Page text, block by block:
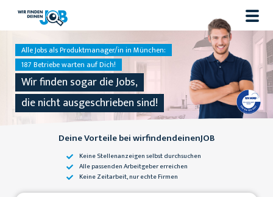
Alle Jobs als Produktmanager/in in München:
187 Betriebe warten auf Dich!
Wir finden sogar die Jobs,
die nicht ausgeschrieben sind!
Deine Vorteile bei wirfindendeinenJOB
Keine Stellenanzeigenselbst durchsuchen
Alle passendenArbeitgeber erreichen
Keine Zeitarbeit,nur echte Firmen